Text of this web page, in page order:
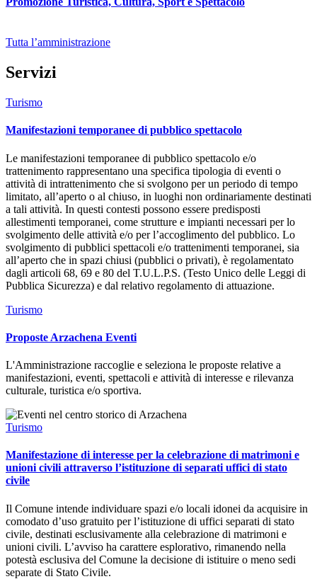
Tutta l’amministrazione
Servizi
Turismo
Manifestazioni temporanee di pubblico spettacolo
Le manifestazioni temporanee di pubblico spettacolo e/o
trattenimento rappresentano una specifica tipologia di eventi o
attività di intrattenimento che si svolgono per un periodo di tempo
limitato, all’aperto o al chiuso, in luoghi non ordinariamente destinati
a tali attività. In questi contesti possono essere predisposti
allestimenti temporanei, come strutture e impianti necessari per lo
svolgimento delle attività e/o per l’accoglimento del pubblico. Lo
svolgimento di pubblici spettacoli e/o trattenimenti temporanei, sia
all’aperto che in spazi chiusi (pubblici o privati), è regolamentato
dagli articoli 68, 69 e 80 del T.U.L.P.S. (Testo Unico delle Leggi di
Pubblica Sicurezza) e dal relativo regolamento di attuazione.
Turismo
Proposte Arzachena Eventi
L'Amministrazione raccoglie e seleziona le proposte relative a
manifestazioni, eventi, spettacoli e attività di interesse e rilevanza
culturale, turistica e/o sportiva.
Turismo
Manifestazione di interesse per la celebrazione di matrimoni e
unioni civili attraverso l’istituzione di separati uffici di stato
civile
Il Comune intende individuare spazi e/o locali idonei da acquisire in
comodato d’uso gratuito per l’istituzione di uffici separati di stato
civile, destinati esclusivamente alla celebrazione di matrimoni e
unioni civili. L’avviso ha carattere esplorativo, rimanendo nella
potestà esclusiva del Comune la decisione di istituire o meno sedi
separate di Stato Civile.